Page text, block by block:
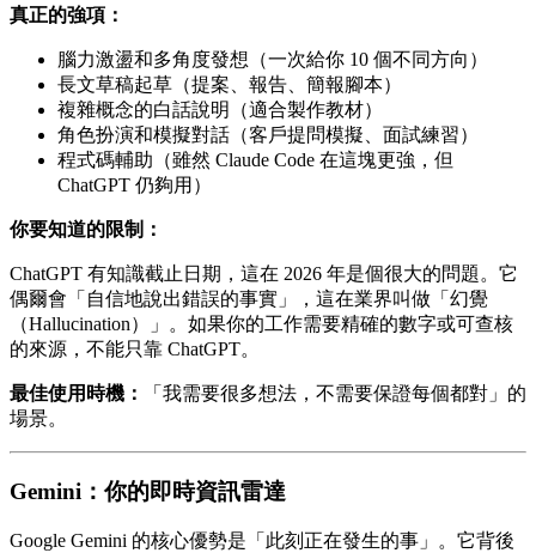
真正的強項：
腦力激盪和多角度發想（一次給你 10 個不同方向）
長文草稿起草（提案、報告、簡報腳本）
複雜概念的白話說明（適合製作教材）
角色扮演和模擬對話（客戶提問模擬、面試練習）
程式碼輔助（雖然 Claude Code 在這塊更強，但
ChatGPT 仍夠用）
你要知道的限制：
ChatGPT 有知識截止日期，這在 2026 年是個很大的問題。它
偶爾會「自信地說出錯誤的事實」，這在業界叫做「幻覺
（Hallucination）」。如果你的工作需要精確的數字或可查核
的來源，不能只靠 ChatGPT。
最佳使用時機：
「我需要很多想法，不需要保證每個都對」的
場景。
Gemini：你的即時資訊雷達
Google Gemini 的核心優勢是「此刻正在發生的事」。它背後